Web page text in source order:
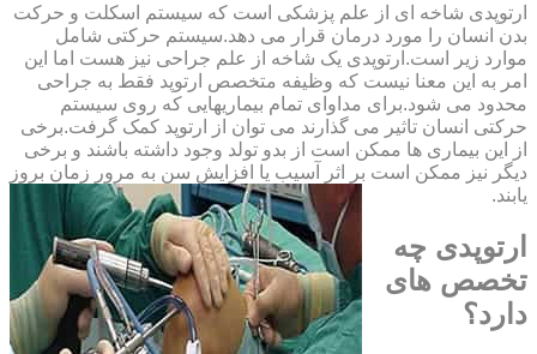
ارتوپدی شاخه ای از علم پزشکی است که سیستم اسکلت و حرکت
بدن انسان را مورد درمان قرار می دهد.سیستم حرکتی شامل
موارد زیر است.ارتوپدی یک شاخه از علم جراحی نیز هست اما این
امر به این معنا نیست که وظیفه متخصص ارتوپد فقط به جراحی
محدود می شود.برای مداوای تمام بیماریهایی که روی سیستم
حرکتی انسان تاثیر می گذارند می توان از ارتوپد کمک گرفت.برخی
از این بیماری ها ممکن است از بدو تولد وجود داشته باشند و برخی
دیگر نیز ممکن است بر اثر آسیب یا افزایش سن به مرور زمان بروز
یابند.
ارتوپدی چه
تخصص های
دارد؟